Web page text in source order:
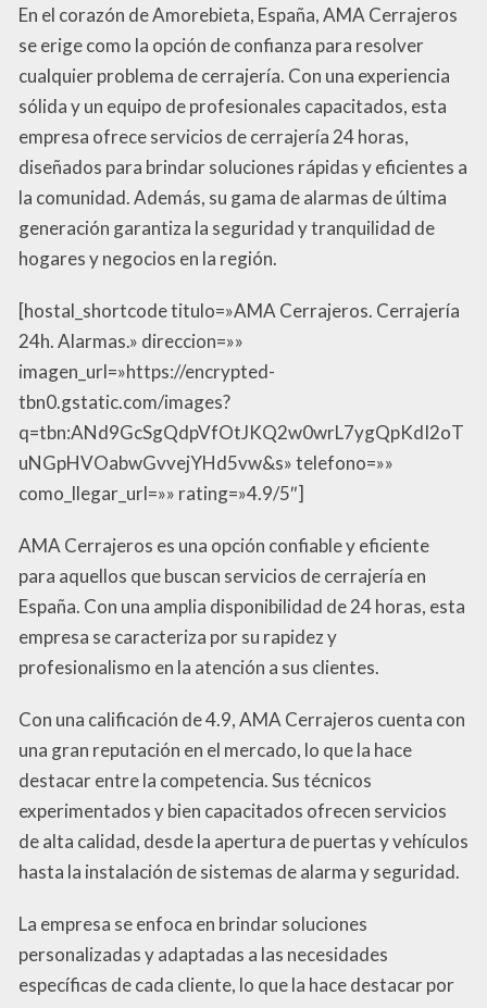
En el corazón de Amorebieta, España, AMA Cerrajeros
se erige como la opción de confianza para resolver
cualquier problema de cerrajería. Con una experiencia
sólida y un equipo de profesionales capacitados, esta
empresa ofrece servicios de cerrajería 24 horas,
diseñados para brindar soluciones rápidas y eficientes a
la comunidad. Además, su gama de alarmas de última
generación garantiza la seguridad y tranquilidad de
hogares y negocios en la región.
[hostal_shortcode titulo=»AMA Cerrajeros. Cerrajería
24h. Alarmas.» direccion=»»
imagen_url=»https://encrypted-
tbn0.gstatic.com/images?
q=tbn:ANd9GcSgQdpVfOtJKQ2w0wrL7ygQpKdI2oT
uNGpHVOabwGvvejYHd5vw&s» telefono=»»
como_llegar_url=»» rating=»4.9/5″]
AMA Cerrajeros es una opción confiable y eficiente
para aquellos que buscan servicios de cerrajería en
España. Con una amplia disponibilidad de 24 horas, esta
empresa se caracteriza por su rapidez y
profesionalismo en la atención a sus clientes.
Con una calificación de 4.9, AMA Cerrajeros cuenta con
una gran reputación en el mercado, lo que la hace
destacar entre la competencia. Sus técnicos
experimentados y bien capacitados ofrecen servicios
de alta calidad, desde la apertura de puertas y vehículos
hasta la instalación de sistemas de alarma y seguridad.
La empresa se enfoca en brindar soluciones
personalizadas y adaptadas a las necesidades
específicas de cada cliente, lo que la hace destacar por